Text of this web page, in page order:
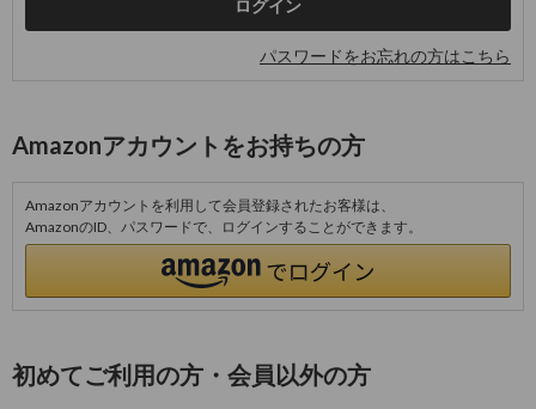
パスワードをお忘れの方はこちら
Amazonアカウントをお持ちの方
Amazonアカウントを利用して会員登録されたお客様は、
AmazonのID、パスワードで、ログインすることができます。
初めてご利用の方・会員以外の方